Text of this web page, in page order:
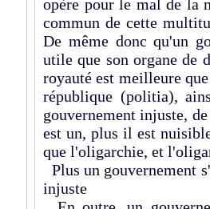
opère pour le mal de la
commun de cette
De même donc qu'un
utile que son organe de
royauté est meilleure
république (politia),
gouvernement injuste,
est un, plus il est
que l'oligarchie, et
Plus un gouvernement
injuste